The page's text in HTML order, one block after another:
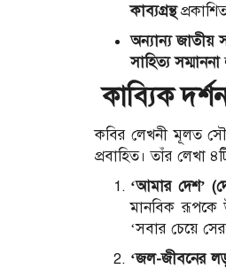
কাব্যগ্রন্থ
অন্যান্য জাতীয়
সাহিত্য সম্মাননা
কাব্যিক
কবির লেখনী মূলত
প্রবাহিত। তাঁর লেখা
‘আমার দেশ’
মানবিক রূপকে
‘সবার চেয়ে
‘জল-জীবনের